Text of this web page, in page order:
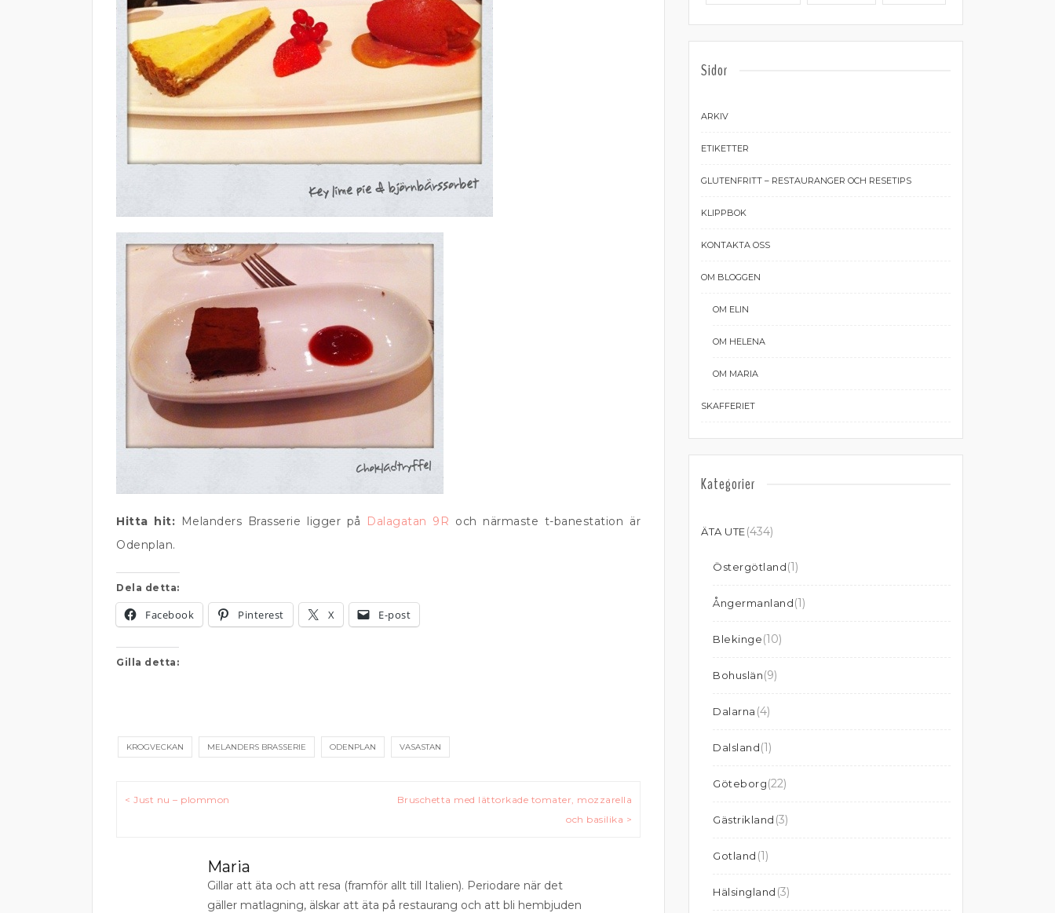
Hitta hit: Melanders Brasserie ligger på Dalagatan 9R och närmaste t-banestation är
Odenplan.
Dela detta:
Facebook Pinterest X E-post
Gilla detta:
KROGVECKAN MELANDERS BRASSERIE ODENPLAN VASASTAN
Inläggsnavigering
< Just nu – plommon
Bruschetta med lättorkade tomater, mozzarella
och basilika >
Maria
Gillar att äta och att resa (framför allt till Italien). Periodare när det
gäller matlagning, älskar att äta på restaurang och att bli hembjuden
Sidor
ARKIV
ETIKETTER
GLUTENFRITT – RESTAURANGER OCH RESETIPS
KLIPPBOK
KONTAKTA OSS
OM BLOGGEN
OM ELIN
OM HELENA
OM MARIA
SKAFFERIET
Kategorier
ÄTA UTE(434)
Östergötland(1)
Ångermanland(1)
Blekinge(10)
Bohuslän(9)
Dalarna (4)
Dalsland(1)
Göteborg(22)
Gästrikland (3)
Gotland (1)
Hälsingland (3)